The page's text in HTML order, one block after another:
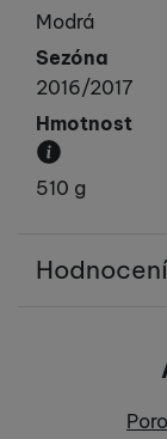
Převládající
Modrá
Sezóna
2016/2017
Hmotnost
Váha
510 g
Hodnocení
Recenze